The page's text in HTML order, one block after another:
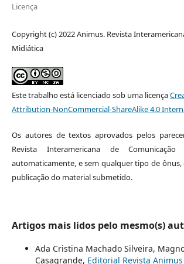
Licença
Copyright (c) 2022 Animus. Revista
Midiática
Este trabalho está licenciado sob uma licença
Attribution-NonCommercial-ShareAlike 4.0
Os autores de textos aprovados pelos
Revista Interamericana de
automaticamente, e sem qualquer tipo de
publicação do material submetido.
Artigos mais lidos pelo mesmo(s)
Ada Cristina Machado Silveira,
Casagrande, Editorial Revista